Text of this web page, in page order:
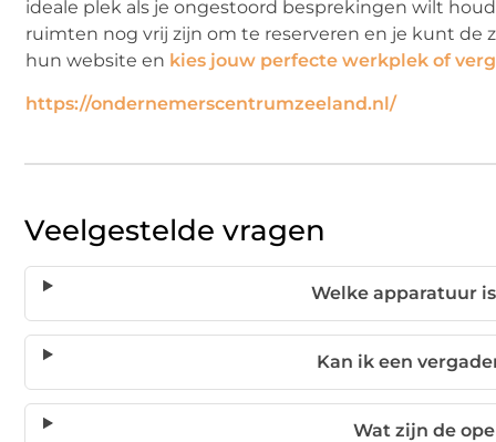
ideale plek als je ongestoord besprekingen wilt
ruimten nog vrij zijn om te reserveren en je kunt de
hun website en kies jouw perfecte werkplek of
https://ondernemerscentrumzeeland.nl/
Veelgestelde vragen
Welke apparatuur
Kan ik een
Wat zijn de